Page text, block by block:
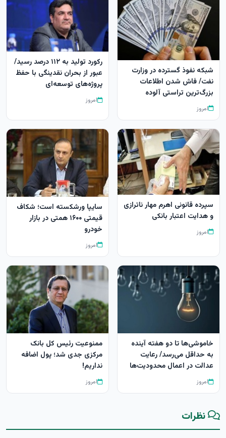
شبکه نفوذ گسترده در وزارت
نفت/ فاش شدن اطلاعات
بزرگ‌ترین تراستی‌ آلوده
امروز
رکورد تولید به ۱۱۲ درصد رسید/
عبور از بحران نقدینگی با حفظ
پروژه‌های توسعه‌ای
امروز
سپرده قانونی اهرم مهار ناترازی
و هدایت اعتبار بانکی
امروز
سایپا ورشکسته است؛ شکاف
قیمتی ۱۶۰۰ همتی در بازار
خودرو
امروز
خاموشی‌ها تا دو هفته آینده
به حداقل می‌رسد/ رعایت
عدالت در اعمال محدودیت‌ها
امروز
ممنوعیت رئیس کل بانک
مرکزی جدی شد؛ پول اضافه
نداریم!
امروز
نظرات